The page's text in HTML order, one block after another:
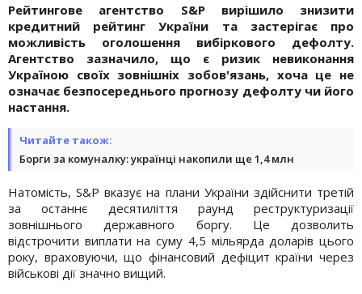
Рейтингове агентство S&P вирішило знизити
кредитний рейтинг України та застерігає про
можливість оголошення вибіркового дефолту.
Агентство зазначило, що є ризик невиконання
Україною своїх зовнішніх зобов'язань, хоча це не
означає безпосереднього прогнозу дефолту чи його
настання.
Читайте також:
Борги за комуналку: українці накопили ще 1,4 млн
Натомість, S&P вказує на плани України здійснити третій
за останнє десятиліття раунд реструктуризації
зовнішнього державного боргу. Це дозволить
відстрочити виплати на суму 4,5 мільярда доларів цього
року, враховуючи, що фінансовий дефіцит країни через
військові дії значно вищий.